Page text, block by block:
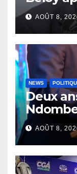
duAOÛT 8,
NEWS
Deux
défend
sécurité
AOÛT 8,